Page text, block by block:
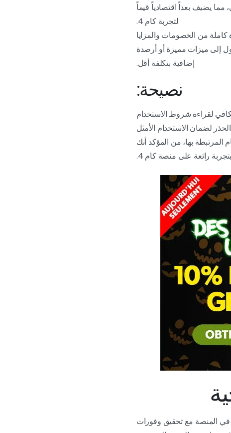
مما يضيف بعداً اقتصادياً قيماً
لتجربة كام 4.
من الخصومات والمزايا
إلى ميزات مميزة أو أرصدة
إضافية بتكلفة أقل.
نصيحة:
لقراءة شروط الاستخدام
لضمان الاستخدام الأمثل
بها، من المؤكد أنك
في المنصة مع تحقيق وفورات